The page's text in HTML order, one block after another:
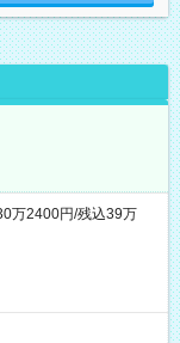
万2400円/残込39万